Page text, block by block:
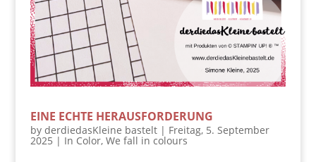
EINE ECHTE HERAUSFORDERUNG
by derdiedasKleine bastelt| Freitag, 5. September
2025 | In Color, We fall in colours